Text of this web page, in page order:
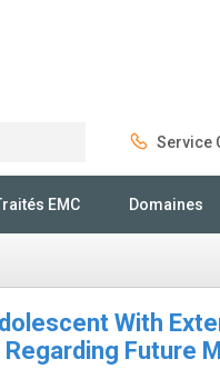
Service
EMC Domaines
With
Future